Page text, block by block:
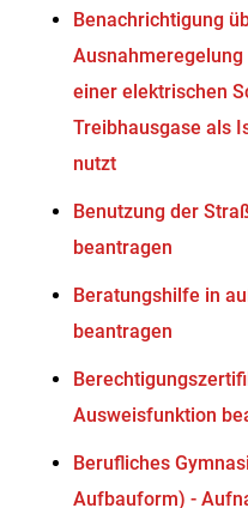
Benachrichtigung
einer elektrischen
Treibhausgase als
nutzt
Benutzung der
beantragen
Beratungshilfe in
beantragen
Ausweisfunktion
Berufliches
Aufbauform) -